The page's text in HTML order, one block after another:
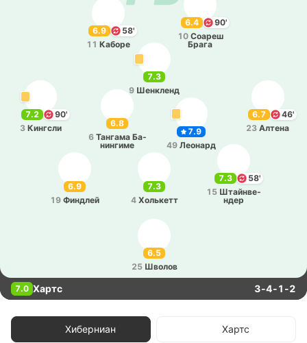
6.5
25 Шволов
6.9
19 Фи­ндлей
7.3
58'
15 Штай­нве­
ндер
7.3
4 Хо­лькетт
7.2
90'
3 Ки­нгсли
7.9
49 Лео­нард
7.3
9 Ше­нкленд
6.8
6 Та­нга­ма Ба­
ни­нги­ме
6.7
46'
23 Алтена
6.4
90'
10 Соареш
Брага
6.9
58'
11 Каборе
7.0 Хартс 3-4-1-2
Хиберниан Хартс